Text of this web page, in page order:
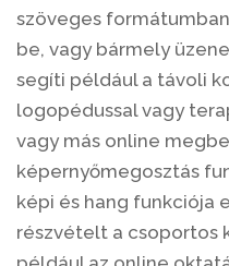
szöveges
be, vagy bármely
segíti például a távoli
logopédussal vagy
vagy más online
képernyőmegosztás
képi és hang funkciója
részvételt a csoportos